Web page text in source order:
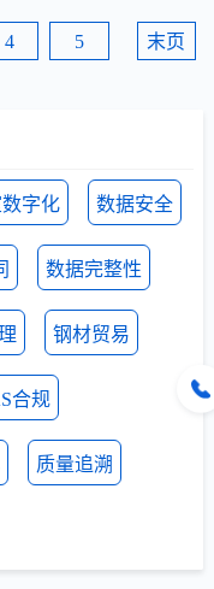
字化 数据安全
数据完整性
钢材贸易
合规
质量追溯
4 5 末页